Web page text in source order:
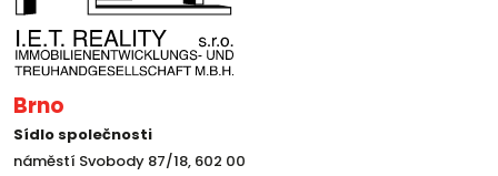
Brno
Sídlo společnosti
náměstí Svobody 87/18, 602 00